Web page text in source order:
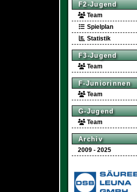
F2-Jugend
Team
Spielplan
Statistik
F3-Jugend
Team
F-Juniorinnen
Team
G-Jugend
Team
Archiv
2009 - 2025